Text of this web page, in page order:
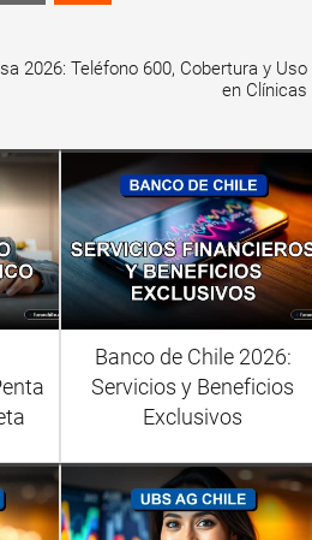
2026: Teléfono 600, Cobertura y Uso
en Clínicas
Banco de Chile 2026:
Servicios y Beneficios
Exclusivos